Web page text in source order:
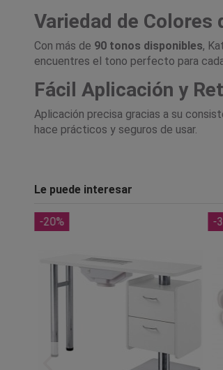
Variedad de Colores
Con más de 90 tonos disponibles,
encuentres el tono perfecto para
Fácil Aplicación y
Aplicación precisa gracias a su
hace prácticos y seguros de usar.
Le puede interesar
-20% -